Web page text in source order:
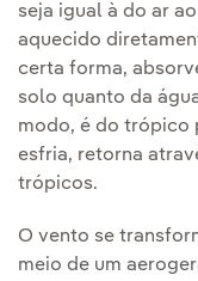
seja igual à do ar
aquecido
certa forma,
solo quanto da
modo, é do trópico
esfria, retorna
trópicos.
O vento se
meio de um